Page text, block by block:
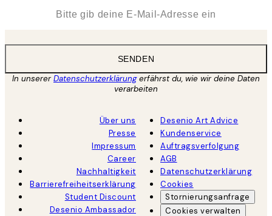
SENDEN
In unsererDatenschutzerklärungerfährst du, wie wir deine Daten
verarbeiten
Über uns
Presse
Impressum
Career
Nachhaltigkeit
Barrierefreiheitserklärung
Student Discount
Desenio Ambassador
Desenio Art Advice
Kundenservice
Auftragsverfolgung
AGB
Datenschutzerklärung
Cookies
Stornierungsanfrage
Cookies verwalten